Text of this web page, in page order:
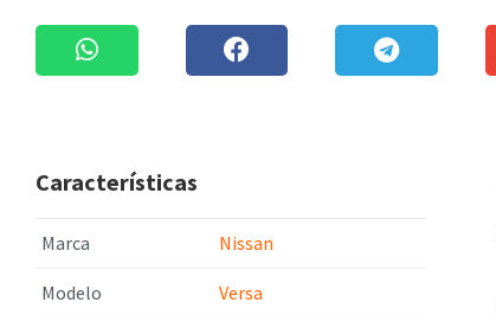
Características
Marca Nissan
Modelo Versa